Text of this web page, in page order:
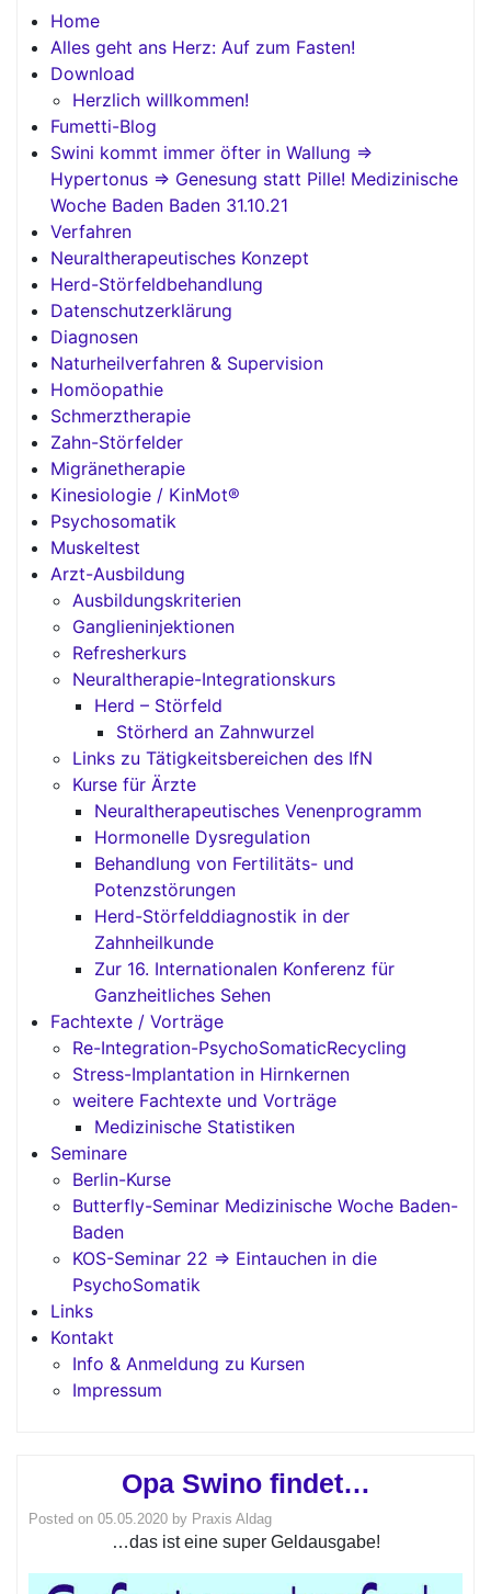
Home
Alles geht ans Herz: Auf zum Fasten!
Download
Herzlich willkommen!
Fumetti-Blog
Swini kommt immer öfter in Wallung =>
Hypertonus => Genesung statt Pille! Medizinische
Woche Baden Baden 31.10.21
Verfahren
Neuraltherapeutisches Konzept
Herd-Störfeldbehandlung
Datenschutzerklärung
Diagnosen
Naturheilverfahren & Supervision
Homöopathie
Schmerztherapie
Zahn-Störfelder
Migränetherapie
Kinesiologie / KinMot®
Psychosomatik
Muskeltest
Arzt-Ausbildung
Ausbildungskriterien
Ganglieninjektionen
Refresherkurs
Neuraltherapie-Integrationskurs
Herd – Störfeld
Störherd an Zahnwurzel
Links zu Tätigkeitsbereichen des IfN
Kurse für Ärzte
Neuraltherapeutisches Venenprogramm
Hormonelle Dysregulation
Behandlung von Fertilitäts- und
Potenzstörungen
Herd-Störfelddiagnostik in der
Zahnheilkunde
Zur 16. Internationalen Konferenz für
Ganzheitliches Sehen
Fachtexte / Vorträge
Re-Integration-PsychoSomaticRecycling
Stress-Implantation in Hirnkernen
weitere Fachtexte und Vorträge
Medizinische Statistiken
Seminare
Berlin-Kurse
Butterfly-Seminar Medizinische Woche Baden-
Baden
KOS-Seminar 22 => Eintauchen in die
PsychoSomatik
Links
Kontakt
Info & Anmeldung zu Kursen
Impressum
Opa Swino findet…
Posted on 05.05.2020 by Praxis Aldag
…das ist eine super Geldausgabe!